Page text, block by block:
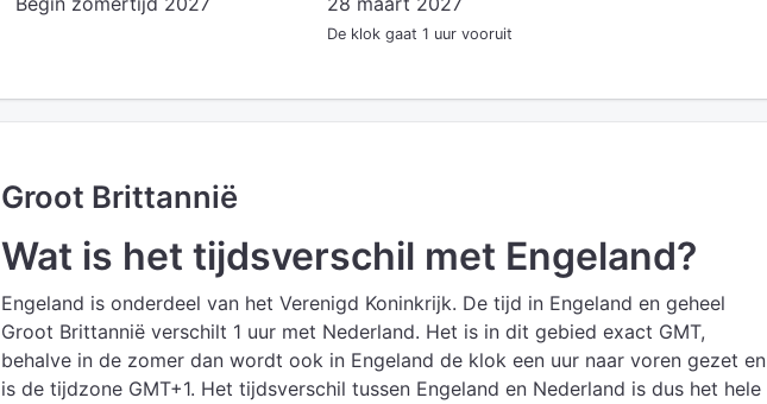
De klok gaat 1 uur vooruit
Groot Brittannië
Wat is het tijdsverschil met Engeland?
Engeland is onderdeel van het Verenigd Koninkrijk. De tijd in Engeland en geheel
Groot Brittannië verschilt 1 uur met Nederland. Het is in dit gebied exact GMT,
behalve in de zomer dan wordt ook in Engeland de klok een uur naar voren gezet en
is de tijdzone GMT+1. Het tijdsverschil tussen Engeland en Nederland is dus het hele